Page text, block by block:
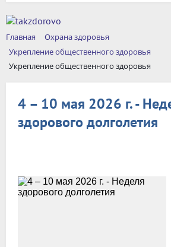
Главная
Охрана здоровья
Укрепление общественного здоровья
Укрепление общественного здоровья
4 – 10 мая 2026 г. -
здорового долголетия